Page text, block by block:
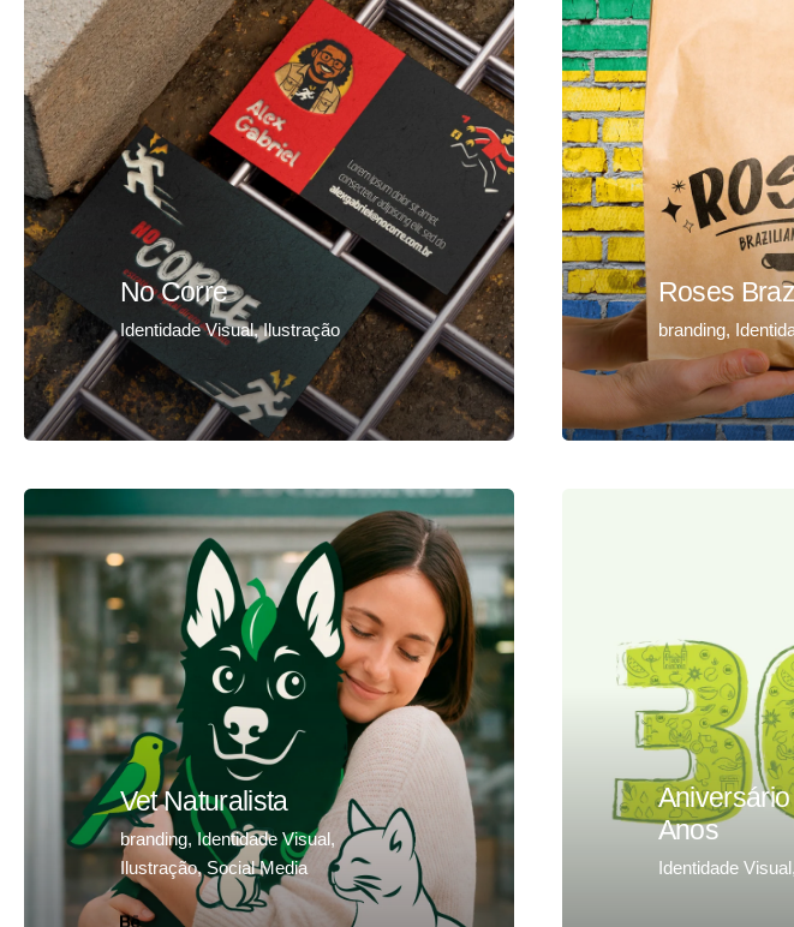
No Corre
Identidade Visual Ilustração
Roses
branding
Vet Naturalista
branding Identidade Visual
Ilustração Social Media
Anos
Identidade Visual